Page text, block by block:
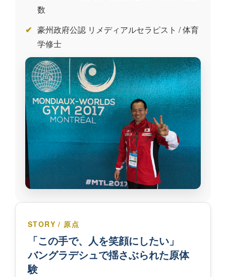
数
豪州政府公認 リメディアルセラピスト / 体育
学修士
STORY / 原点
「この手で、人を笑顔にしたい」
バングラデシュで揺さぶられた原体
験